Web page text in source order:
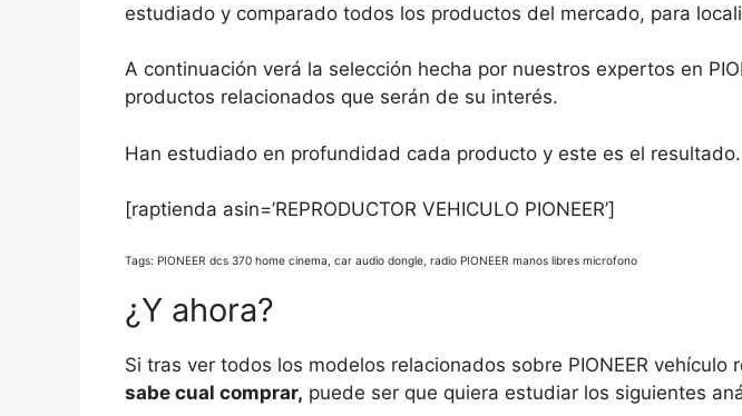
estudiado y comparado todos los productos del mercado, para
A continuación verá la selección hecha por nuestros expertos en
productos relacionados que serán de su interés.
Han estudiado en profundidad cada producto y este es el resultado.
[raptienda asin=’REPRODUCTOR VEHICULO PIONEER’]
Tags: PIONEER dcs 370 home cinema, car audio dongle, radio PIONEER manos libres microfono
¿Y ahora?
Si tras ver todos los modelos relacionados sobre PIONEER
sabe cual comprar, puede ser que quiera estudiar los siguientes